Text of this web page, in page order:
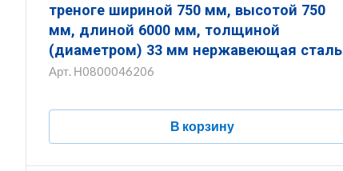
треноге шириной 750 мм, высотой 750
мм, длиной 6000 мм, толщиной
(диаметром) 33 мм нержавеющая сталь
ЗМОТ.750.750.6000.33.6
Арт. Н0800046206
В корзину